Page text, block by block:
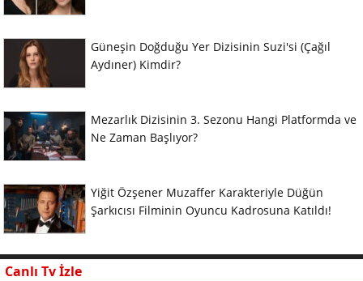
Güneşin Doğduğu Yer Dizisinin Suzi'si (Çağıl
Aydıner) Kimdir?
Mezarlık Dizisinin 3. Sezonu Hangi Platformda ve
Ne Zaman Başlıyor?
Yiğit Özşener Muzaffer Karakteriyle Düğün
Şarkıcısı Filminin Oyuncu Kadrosuna Katıldı!
Canlı Tv İzle